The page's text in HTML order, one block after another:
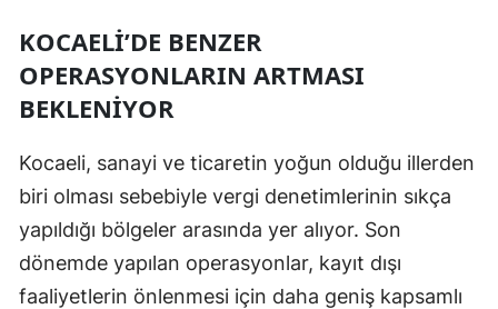
Sinop
Sivas
Tekirdağ
KOCAELI’DE BENZER
OPERASYONLARIN ARTMASI
BEKLENIYOR
Kocaeli, sanayi ve ticaretin yoğun olduğu illerden
biri olması sebebiyle vergi denetimlerinin sıkça
yapıldığı bölgeler arasında yer alıyor. Son
dönemde yapılan operasyonlar, kayıt dışı
faaliyetlerin önlenmesi için daha geniş kapsamlı